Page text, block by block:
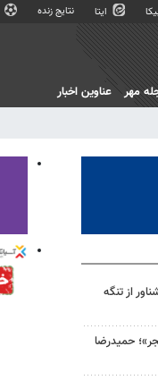
ایتا نتایج زنده
مهر عناوین اخبار
و شناور از تنگه
حمیدرضا